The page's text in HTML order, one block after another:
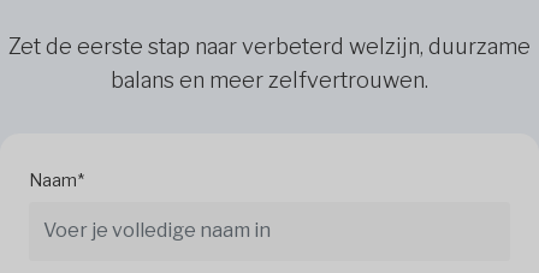
Zet de eerste stap naar verbeterd welzijn, duurzame
balans en meer zelfvertrouwen.
Naam*